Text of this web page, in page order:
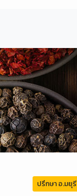
ปรึกษา อ.มยุรี